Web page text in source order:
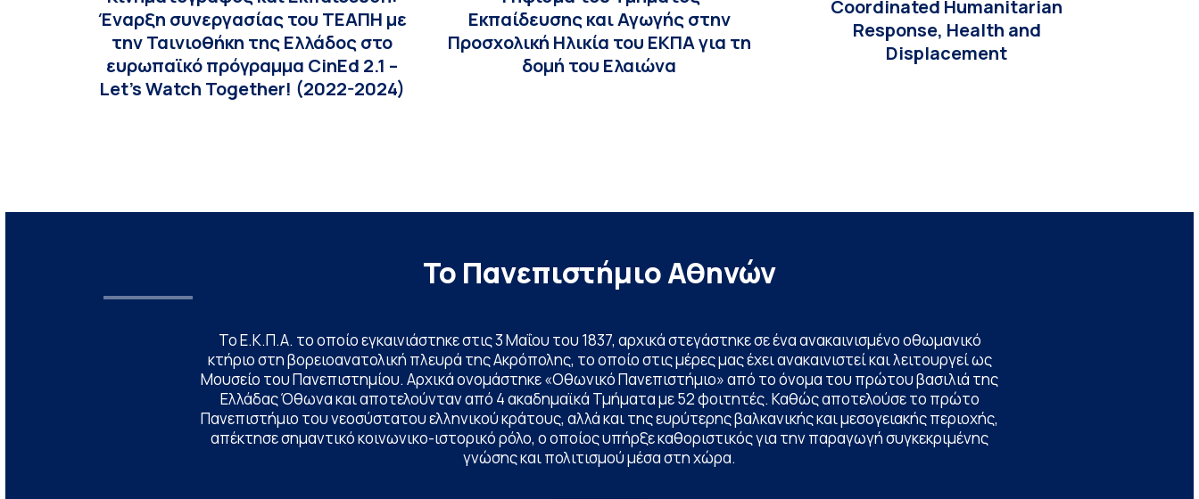
Έναρξη συνεργασίας του ΤΕΑΠΗ με
την Ταινιοθήκη της Ελλάδος στο
ευρωπαϊκό πρόγραμμα CinEd 2.1 –
Let’s Watch Together! (2022-2024)
Εκπαίδευσης και Αγωγής στην
Προσχολική Ηλικία του ΕΚΠΑ για τη
δομή του Ελαιώνα
Coordinated Humanitarian
Response, Health and
Displacement
Το Πανεπιστήμιο Αθηνών
Το Ε.Κ.Π.Α. το οποίο εγκαινιάστηκε στις 3 Μαΐου του 1837, αρχικά στεγάστηκε σε ένα ανακαινισμένο οθωμανικό
κτήριο στη βορειοανατολική πλευρά της Ακρόπολης, το οποίο στις μέρες μας έχει ανακαινιστεί και λειτουργεί ως
Μουσείο του Πανεπιστημίου. Αρχικά ονομάστηκε «Οθωνικό Πανεπιστήμιο» από το όνομα του πρώτου βασιλιά της
Ελλάδας Όθωνα και αποτελούνταν από 4 ακαδημαϊκά Τμήματα με 52 φοιτητές. Καθώς αποτελούσε το πρώτο
Πανεπιστήμιο του νεοσύστατου ελληνικού κράτους, αλλά και της ευρύτερης βαλκανικής και μεσογειακής περιοχής,
απέκτησε σημαντικό κοινωνικο-ιστορικό ρόλο, ο οποίος υπήρξε καθοριστικός για την παραγωγή συγκεκριμένης
γνώσης και πολιτισμού μέσα στη χώρα.